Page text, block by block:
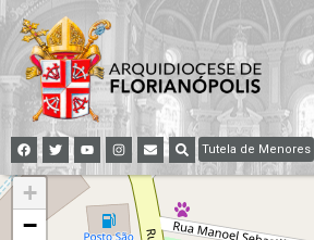
Tutela de Menores
+
−